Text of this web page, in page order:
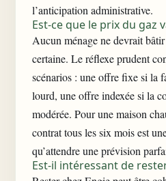
l’anticipation administrative.
Est-ce que le prix du gaz
Aucun ménage ne devrait
certaine. Le réflexe prudent
scénarios : une offre fixe si la
lourd, une offre indexée si la
modérée. Pour une maison
contrat tous les six mois est
qu’attendre une prévision
Est-il intéressant de